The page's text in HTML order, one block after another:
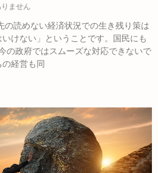
ません
の読めない経済状況での生き残り策は
けない」ということです。国民にも
の政府ではスムーズな対応できないで
経営も同